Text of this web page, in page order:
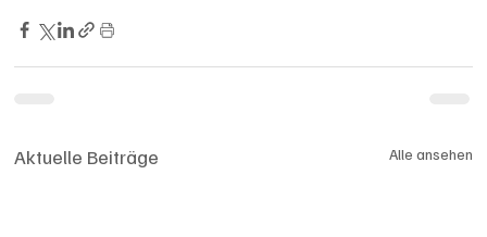
Aktuelle Beiträge Alle ansehen